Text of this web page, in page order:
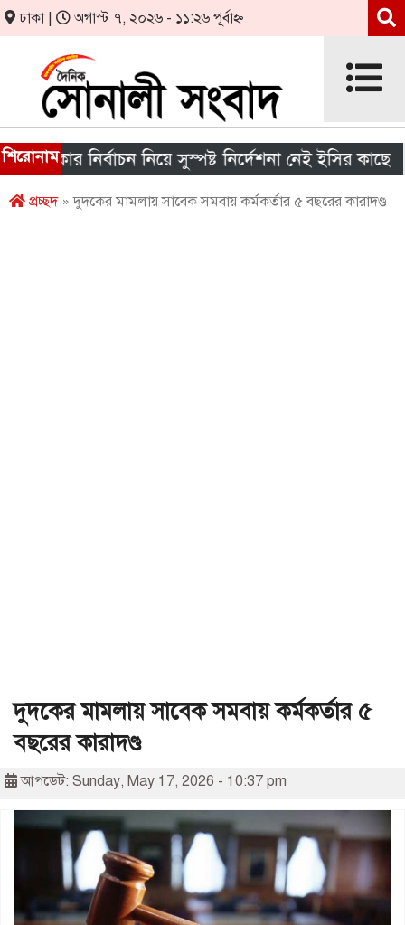
ঢাকা | অগাস্ট ৭, ২০২৬ - ১১:২৬ পূর্বাহ্ন
শিরোনামনির্বাচন নিয়ে সুস্পষ্ট নির্দেশনা নেই ইসির কাছে
প্রচ্ছদ» দুদকের মামলায় সাবেক সমবায় কর্মকর্তার ৫ বছরের কারাদণ্ড
দুদকের মামলায় সাবেক সমবায় কর্মকর্তার ৫
বছরের কারাদণ্ড
আপডেট: Sunday, May 17, 2026 - 10:37 pm